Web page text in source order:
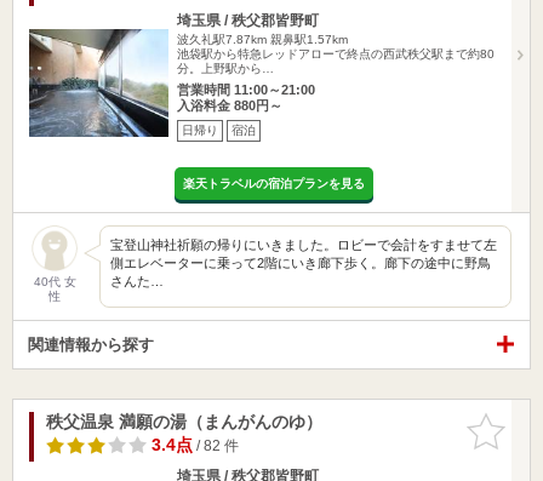
埼玉県 / 秩父郡皆野町
波久礼駅7.87km 親鼻駅1.57km
池袋駅から特急レッドアローで終点の西武秩父駅まで約80
分。上野駅から…
営業時間 11:00～21:00
入浴料金 880円～
日帰り 宿泊
楽天トラベルの宿泊プランを見る
40代 女
性
宝登山神社祈願の帰りにいきました。ロビーで会計をすませて左
側エレベーターに乗って2階にいき廊下歩く。廊下の途中に野鳥
さんた…
関連情報から探す
お気に入
りに追加
秩父温泉 満願の湯（まんがんのゆ）
3.4点/ 82 件
埼玉県 / 秩父郡皆野町